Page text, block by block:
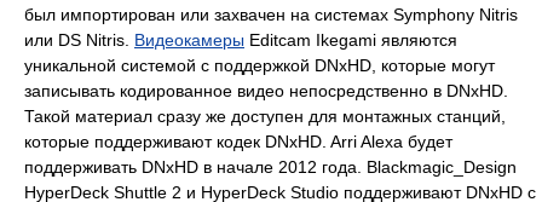
был импортирован или захвачен на системах Symphony Nitris
или DS Nitris. Видеокамеры Editcam Ikegami являются
уникальной системой с поддержкой DNxHD, которые могут
записывать кодированное видео непосредственно в DNxHD.
Такой материал сразу же доступен для монтажных станций,
которые поддерживают кодек DNxHD. Arri Alexa будет
поддерживать DNxHD в начале 2012 года. Blackmagic_Design
HyperDeck Shuttle 2 и HyperDeck Studio поддерживают DNxHD с